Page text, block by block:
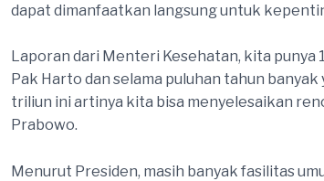
dapat dimanfaatkan langsung untuk
Laporan dari Menteri Kesehatan, kita punya
Pak Harto dan selama puluhan tahun
triliun ini artinya kita bisa menyelesaikan
Prabowo.
Menurut Presiden, masih banyak fasilitas